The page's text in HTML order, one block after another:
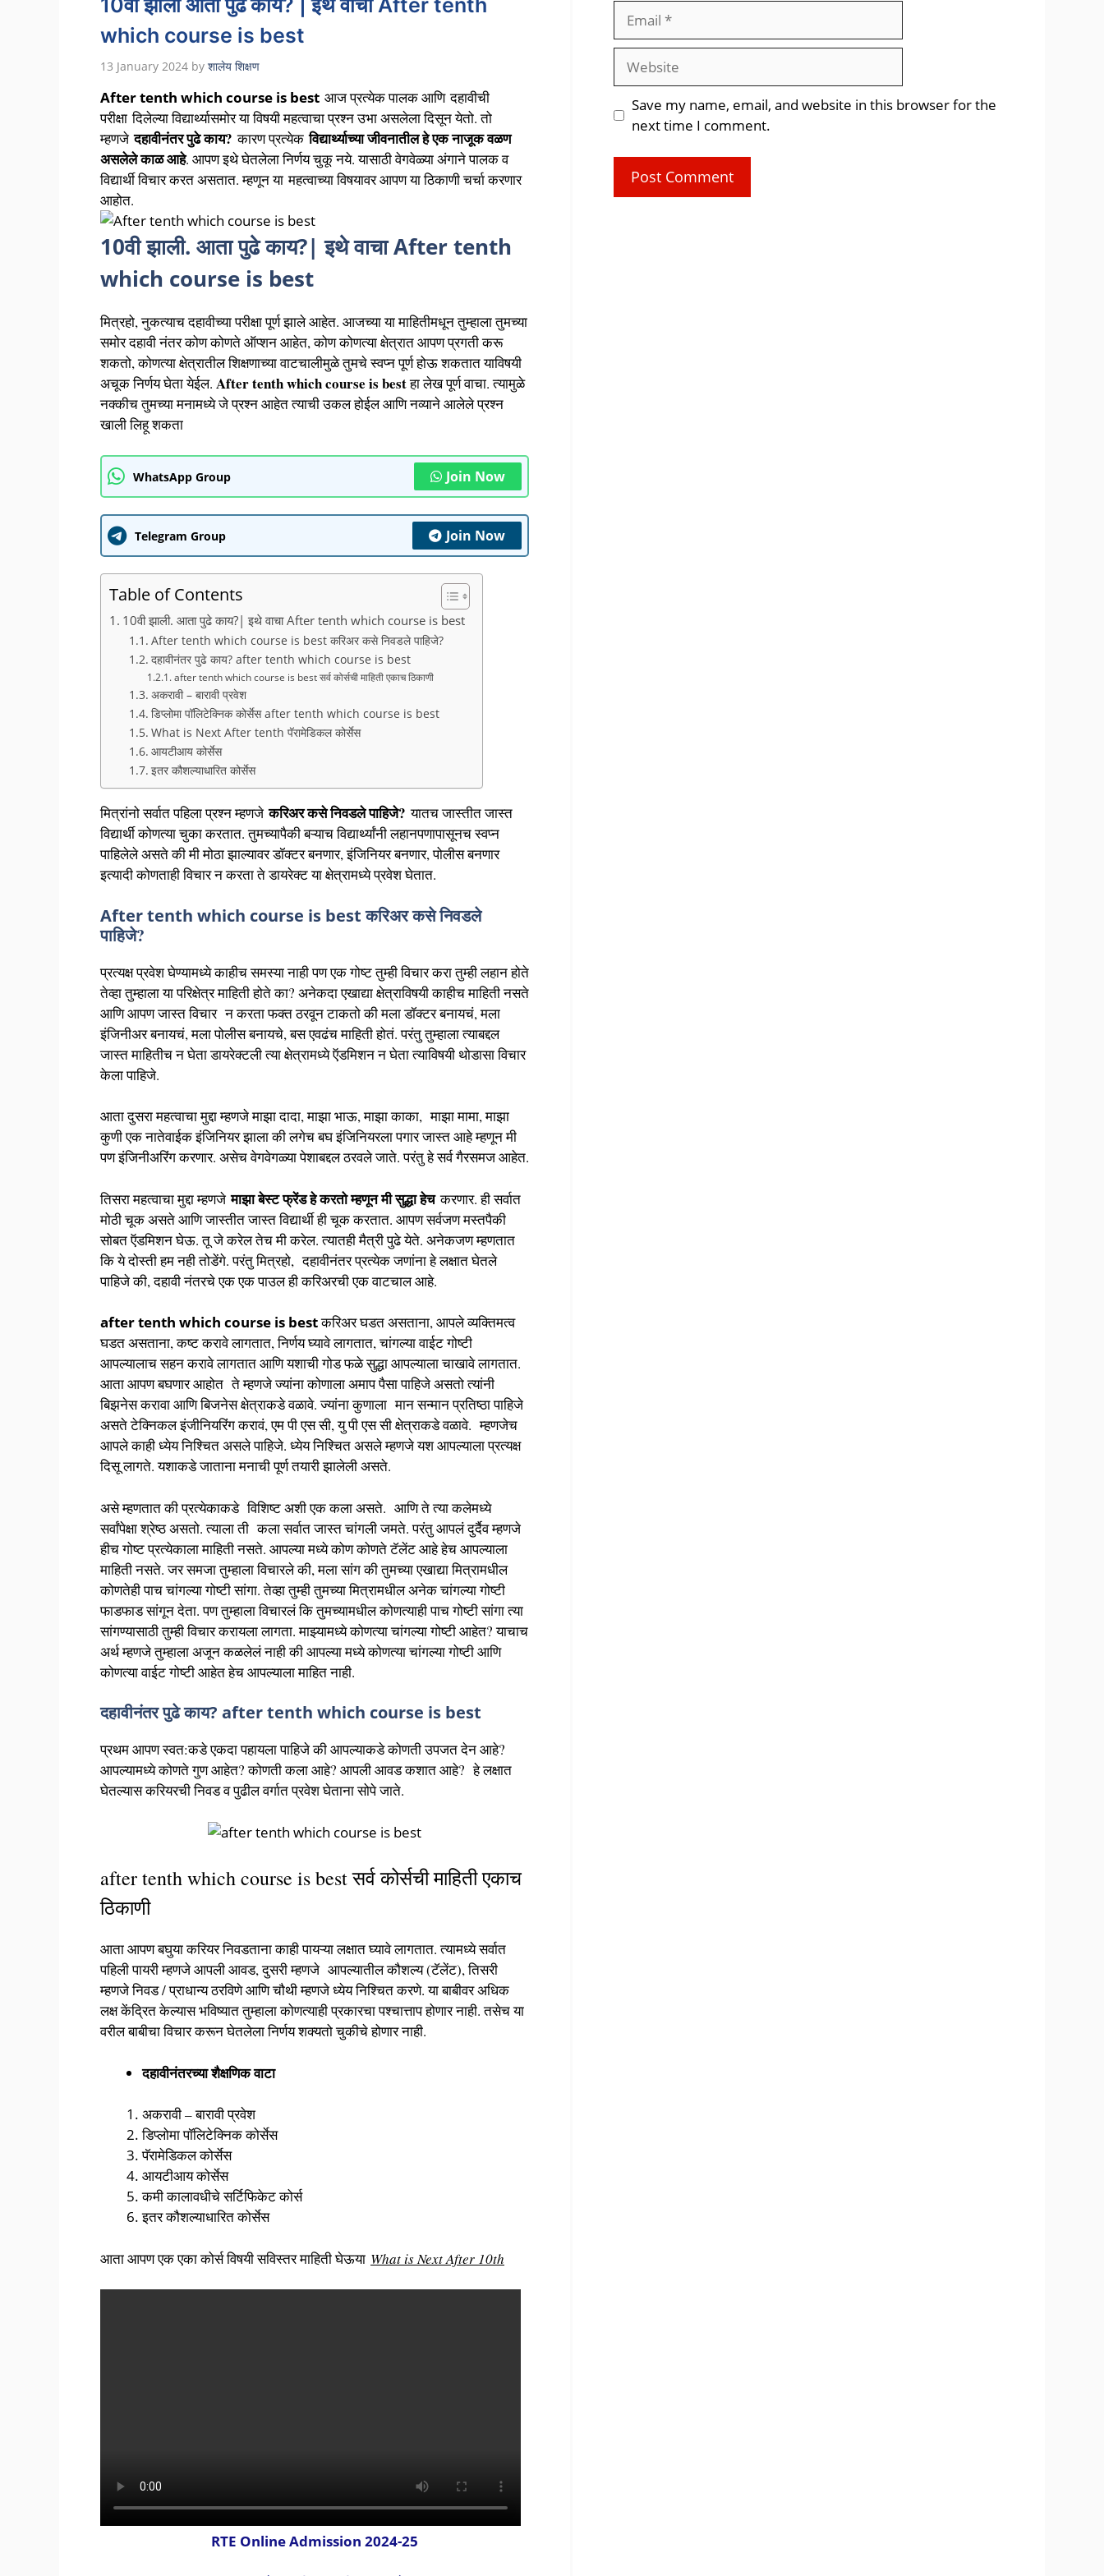
10वी झाली आता पुढे काय? | इथे वाचा After tenth
which course is best
13 January 2024 by शालेय शिक्षण
After tenth which course is best आज प्रत्येक पालक आणि दहावीची
परीक्षा दिलेल्या विद्यार्थ्यासमोर या विषयी महत्वाचा प्रश्न उभा असलेला दिसून येतो. तो
म्हणजे दहावीनंतर पुढे काय? कारण प्रत्येकविद्यार्थ्याच्या जीवनातील हे एक नाजूक वळण
असलेले काळ आहे. आपण इथे घेतलेला निर्णय चुकू नये. यासाठी वेगवेळ्या अंगाने पालक व
विद्यार्थी विचार करत असतात. म्हणून यामहत्वाच्या विषयावर आपण या ठिकाणी चर्चा करणार
आहोत.
10वी झाली. आता पुढे काय?| इथे वाचा After tenth
which course is best
मित्रहो, नुकत्याच दहावीच्या परीक्षा पूर्ण झाले आहेत. आजच्या या माहितीमधून तुम्हाला तुमच्या
समोर दहावी नंतर कोण कोणते ऑप्शन आहेत, कोण कोणत्या क्षेत्रात आपण प्रगती करू
शकतो, कोणत्या क्षेत्रातील शिक्षणाच्या वाटचालीमुळे तुमचे स्वप्न पूर्ण होऊ शकतात याविषयी
अचूक निर्णय घेता येईल. After tenth which course is bestहा लेख पूर्ण वाचा. त्यामुळे
नक्कीच तुमच्या मनामध्ये जे प्रश्न आहेत त्याची उकल होईल आणि नव्याने आलेले प्रश्न
खाली लिहू शकता
WhatsApp Group Join Now
Telegram Group Join Now
Table of Contents
10वी झाली. आता पुढे काय?| इथे वाचा After tenth which course is best
After tenth which course is best करिअर कसे निवडले पाहिजे?
दहावीनंतर पुढे काय? after tenth which course is best
after tenth which course is best सर्व कोर्सची माहिती एकाच ठिकाणी
अकरावी – बारावी प्रवेश
डिप्लोमा पॉलिटेक्निक कोर्सेस after tenth which course is best
What is Next After tenth पॅरामेडिकल कोर्सेस
आयटीआय कोर्सेस
इतर कौशल्याधारित कोर्सेस
मित्रांनो सर्वात पहिला प्रश्न म्हणजेकरिअर कसे निवडले पाहिजे? यातच जास्तीत जास्त
विद्यार्थी कोणत्या चुका करतात. तुमच्यापैकी बऱ्याच विद्यार्थ्यांनी लहानपणापासूनच स्वप्न
पाहिलेले असते की मी मोठा झाल्यावर डॉक्टर बनणार, इंजिनियर बनणार, पोलीस बनणार
इत्यादी कोणताही विचार न करता ते डायरेक्ट या क्षेत्रामध्ये प्रवेश घेतात.
After tenth which course is bestकरिअर कसे निवडले
पाहिजे?
प्रत्यक्ष प्रवेश घेण्यामध्ये काहीच समस्या नाही पण एक गोष्ट तुम्ही विचार करा तुम्ही लहान होते
तेव्हा तुम्हाला या परिक्षेत्र माहिती होते का? अनेकदा एखाद्या क्षेत्राविषयी काहीच माहिती नसते
आणि आपण जास्त विचार न करता फक्त ठरवून टाकतो की मला डॉक्टर बनायचं, मला
इंजिनीअर बनायचं, मला पोलीस बनायचे, बस एवढंच माहिती होतं. परंतु तुम्हाला त्याबद्दल
जास्त माहितीच न घेता डायरेक्टली त्या क्षेत्रामध्ये ऍडमिशन न घेता त्याविषयी थोडासा विचार
केला पाहिजे.
आता दुसरा महत्वाचा मुद्दा म्हणजे माझा दादा, माझा भाऊ, माझा काका, माझा मामा, माझा
कुणी एक नातेवाईक इंजिनियर झाला की लगेच बघ इंजिनियरला पगार जास्त आहे म्हणून मी
पण इंजिनीअरिंग करणार. असेच वेगवेगळ्या पेशाबद्दल ठरवले जाते. परंतु हे सर्व गैरसमज आहेत.
तिसरा महत्वाचा मुद्दा म्हणजेमाझा बेस्ट फ्रेंड हे करतो म्हणून मी सुद्धा हेचकरणार. ही सर्वात
मोठी चूक असते आणि जास्तीत जास्त विद्यार्थी ही चूक करतात. आपण सर्वजण मस्तपैकी
सोबत ऍडमिशन घेऊ. तू जे करेल तेच मी करेल. त्यातही मैत्री पुढे येते. अनेकजण म्हणतात
कि ये दोस्ती हम नही तोडेंगे. परंतु मित्रहो, दहावीनंतर प्रत्येक जणांना हे लक्षात घेतले
पाहिजे की, दहावी नंतरचे एक एक पाउल ही करिअरची एक वाटचाल आहे.
after tenth which course is bestकरिअर घडत असताना, आपले व्यक्तिमत्व
घडत असताना, कष्ट करावे लागतात, निर्णय घ्यावे लागतात, चांगल्या वाईट गोष्टी
आपल्यालाच सहन करावे लागतात आणि यशाची गोड फळे सुद्धा आपल्याला चाखावे लागतात.
आता आपण बघणार आहोत ते म्हणजे ज्यांना कोणाला अमाप पैसा पाहिजे असतो त्यांनी
बिझनेस करावा आणि बिजनेस क्षेत्राकडे वळावे. ज्यांना कुणाला मान सन्मान प्रतिष्ठा पाहिजे
असते टेक्निकल इंजीनियरिंग करावं, एम पी एस सी, यु पी एस सी क्षेत्राकडे वळावे. म्हणजेच
आपले काही ध्येय निश्चित असले पाहिजे. ध्येय निश्चित असले म्हणजे यश आपल्याला प्रत्यक्ष
दिसू लागते. यशाकडे जाताना मनाची पूर्ण तयारी झालेली असते.
असे म्हणतात की प्रत्येकाकडे विशिष्ट अशी एक कला असते. आणि ते त्या कलेमध्ये
सर्वांपेक्षा श्रेष्ठ असतो. त्याला ती कला सर्वात जास्त चांगली जमते. परंतु आपलं दुर्दैव म्हणजे
हीच गोष्ट प्रत्येकाला माहिती नसते. आपल्या मध्ये कोण कोणते टॅलेंट आहे हेच आपल्याला
माहिती नसते. जर समजा तुम्हाला विचारले की, मला सांग की तुमच्या एखाद्या मित्रामधील
कोणतेही पाच चांगल्या गोष्टी सांगा. तेव्हा तुम्ही तुमच्या मित्रामधील अनेक चांगल्या गोष्टी
फाडफाड सांगून देता. पण तुम्हाला विचारलं कि तुमच्यामधील कोणत्याही पाच गोष्टी सांगा त्या
सांगण्यासाठी तुम्ही विचार करायला लागता. माझ्यामध्ये कोणत्या चांगल्या गोष्टी आहेत? याचाच
अर्थ म्हणजे तुम्हाला अजून कळलेलं नाही की आपल्या मध्ये कोणत्या चांगल्या गोष्टी आणि
कोणत्या वाईट गोष्टी आहेत हेच आपल्याला माहित नाही.
दहावीनंतर पुढे काय? after tenth which course is best
प्रथम आपण स्वत:कडे एकदा पहायला पाहिजे की आपल्याकडे कोणती उपजत देन आहे?
आपल्यामध्ये कोणते गुण आहेत? कोणती कला आहे? आपली आवड कशात आहे? हे लक्षात
घेतल्यास करियरची निवड व पुढील वर्गात प्रवेश घेताना सोपे जाते.
after tenth which course is best सर्व कोर्सची माहिती एकाच
ठिकाणी
आता आपण बघुया करियर निवडताना काही पायऱ्या लक्षात घ्यावे लागतात. त्यामध्ये सर्वात
पहिली पायरी म्हणजे आपली आवड, दुसरी म्हणजे आपल्यातील कौशल्य (टॅलेंट), तिसरी
म्हणजे निवड / प्राधान्य ठरविणे आणि चौथी म्हणजे ध्येय निश्चित करणे. या बाबीवर अधिक
लक्ष केंद्रित केल्यास भविष्यात तुम्हाला कोणत्याही प्रकारचा पश्चात्ताप होणार नाही. तसेच या
वरील बाबीचा विचार करून घेतलेला निर्णय शक्यतो चुकीचे होणार नाही.
दहावीनंतरच्या शैक्षणिक वाटा
अकरावी – बारावी प्रवेश
डिप्लोमा पॉलिटेक्निक कोर्सेस
पॅरामेडिकल कोर्सेस
आयटीआय कोर्सेस
कमी कालावधीचे सर्टिफिकेट कोर्स
इतर कौशल्याधारित कोर्सेस
आता आपण एक एका कोर्स विषयी सविस्तर माहिती घेऊया What is Next After 10th
RTE Online Admission 2024-25
Website
Save my name, email, and website in this browser for the
next time I comment.